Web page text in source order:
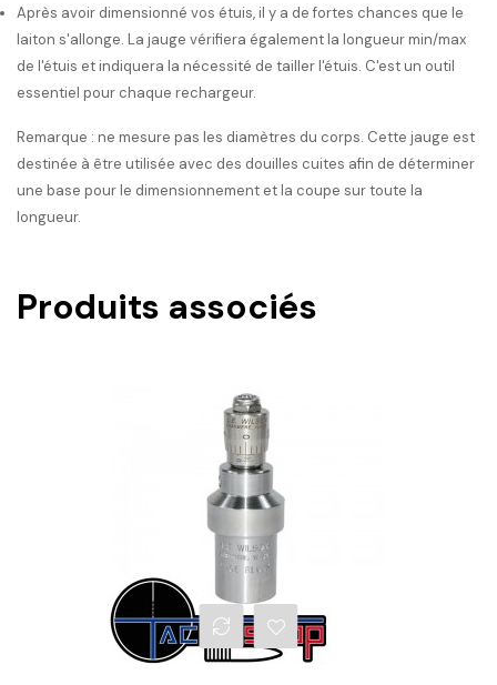
Après avoir dimensionné vos étuis, il y a de fortes chances que le
laiton s'allonge. La jauge vérifiera également la longueur min/max
de l'étuis et indiquera la nécessité de tailler l'étuis. C'est un outil
essentiel pour chaque rechargeur.
Remarque : ne mesure pas les diamètres du corps. Cette jauge est
destinée à être utilisée avec des douilles cuites afin de déterminer
une base pour le dimensionnement et la coupe sur toute la
longueur.
Produits associés